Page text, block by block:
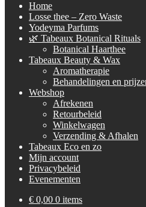
Home
Losse thee – Zero Waste
Yodeyma Parfums
🌿 Tabeaux Botanical Rituals
Botanical Haarthee
Tabeaux Beauty & Wax
Aromatherapie
Behandelingen en
Webshop
Afrekenen
Retourbeleid
Winkelwagen
Verzending & Afhalen
Tabeaux Eco en zo
Mijn account
Privacybeleid
Evenementen
€ 0,00 0 items